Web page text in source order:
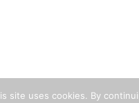
site uses cookies. By